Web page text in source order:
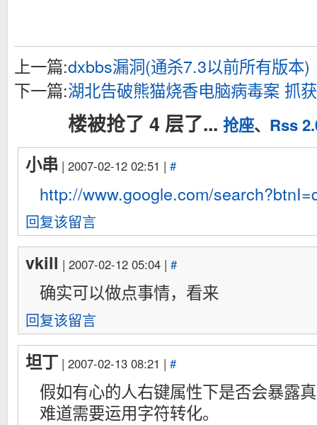
上一篇:dxbbs漏洞(通杀7.3以前所有版本)
下一篇:湖北告破熊猫烧香电脑病毒案 抓
楼被抢了 4 层了... 抢座、 Rss
小串 | 2007-02-12 02:51 | #
http://www.google.com/
回复该留言
vkill | 2007-02-12 05:04 | #
确实可以做点事情，看来
回复该留言
坦丁 | 2007-02-13 08:21 | #
假如有心的人右键属性下是否会暴露
难道需要运用字符转化。